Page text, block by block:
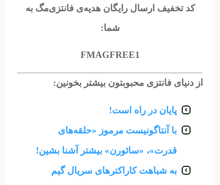
کد تخفیف ارسال رایگان هدیه‌ی فانتزی‌مگ به
شما:
FMAGFREE1
از دنیای فانتزی محبوبتون بیشتر بخونین:
پایان در راه است!
با آنتاگونیست مرموز «حلقه‌های
قدرت»، «سائورن» بیشتر آشنا بشین!
به شباهت‌ کاراکترهای سریال گیم